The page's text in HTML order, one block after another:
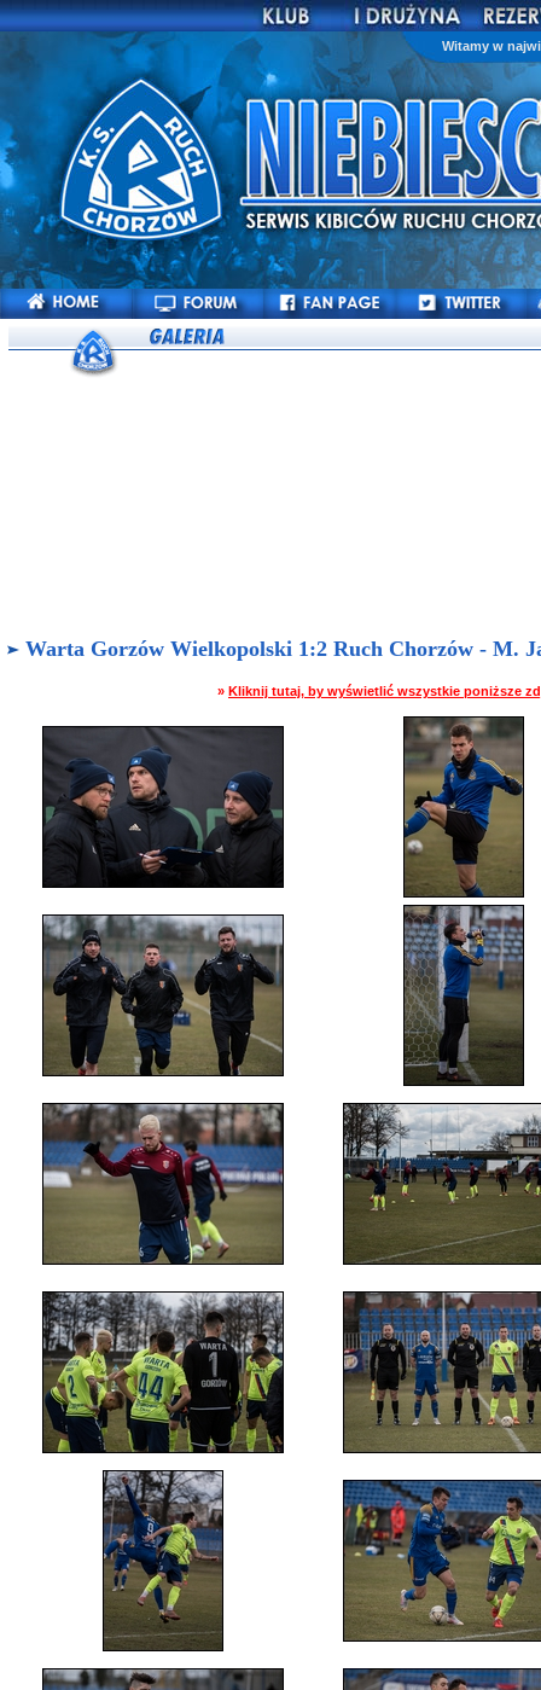
Witamy w
Warta Gorzów Wielkopolski 1:2 Ruch Chorzów - M.
» Kliknij tutaj, by wyświetlić wszystkie poniższe